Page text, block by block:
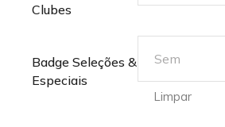
Clubes
Badge Seleções &
Especiais
Sem
Limpar